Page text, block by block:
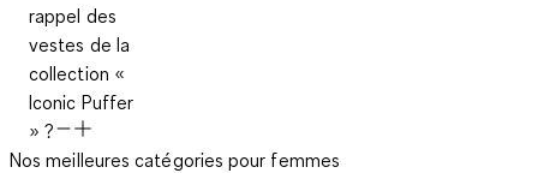
rappel des
vestes de la
collection «
Iconic Puffer
» ?
Nos meilleures catégories pour femmes